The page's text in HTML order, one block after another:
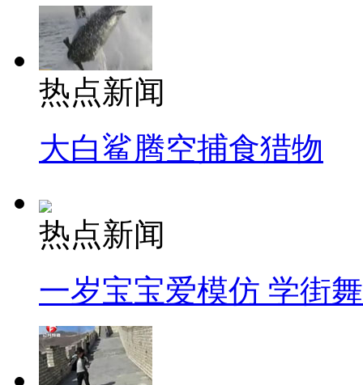
热点新闻
大白鲨腾空捕食猎物
热点新闻
一岁宝宝爱模仿 学街